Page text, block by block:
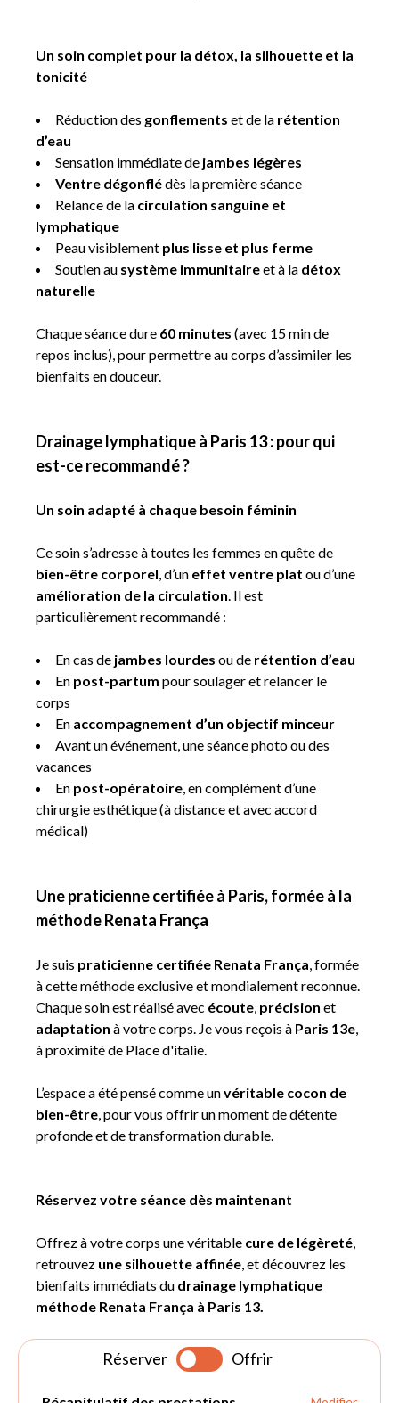
Réserver Offrir
Un soin complet pour la détox, la silhouette et la
tonicité
Réduction des gonflements et de la rétention
d’eau
Sensation immédiate de jambes légères
Ventre dégonflédès la première séance
Relance de la circulation sanguine et
lymphatique
Peau visiblement plus lisse et plus ferme
Soutien au système immunitaireet à la détox
naturelle
Chaque séance dure 60 minutes (avec 15 min de
repos inclus), pour permettre au corps d’assimiler les
bienfaits en douceur.
Drainage lymphatique à Paris 13 : pour qui
est-ce recommandé ?
Un soin adapté à chaque besoin féminin
Ce soin s’adresse à toutes les femmes en quête de
bien-être corporel, d’un effet ventre plat ou d’une
amélioration de la circulation. Il est
particulièrement recommandé :
En cas de jambes lourdes ou de rétention d’eau
En post-partum pour soulager et relancer le
corps
En accompagnement d’un objectif minceur
Avant un événement, une séance photo ou des
vacances
En post-opératoire, en complément d’une
chirurgie esthétique (à distance et avec accord
médical)
Une praticienne certifiée à Paris, formée à la
méthode Renata França
Je suis praticienne certifiée Renata França, formée
à cette méthode exclusive et mondialement reconnue.
Chaque soin est réalisé avec écoute, précision et
adaptation à votre corps. Je vous reçois à Paris 13e,
à proximité de Place d'italie.
L’espace a été pensé comme unvéritable cocon de
bien-être, pour vous offrir un moment de détente
profonde et de transformation durable.
Réservez votre séance dès maintenant
Offrez à votre corps une véritable cure de légèreté,
retrouvez une silhouette affinée, et découvrez les
bienfaits immédiats du drainage lymphatique
méthode Renata França à Paris 13.